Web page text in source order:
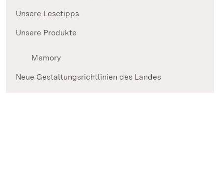
Unsere Lesetipps
Unsere Produkte
Memory
Neue Gestaltungsrichtlinien des Landes